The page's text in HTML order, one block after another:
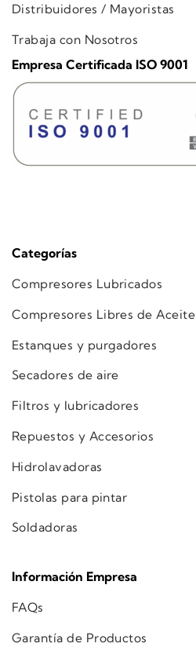
Categorías
Compresores Lubricados
Compresores Libres de Aceite
Estanques y purgadores
Secadores de aire
Filtros y lubricadores
Repuestos y Accesorios
Hidrolavadoras
Pistolas para pintar
Soldadoras
Información Empresa
FAQs
Garantía de Productos
Distribuidores / Mayoristas
Trabaja con Nosotros
Empresa Certificada ISO 9001